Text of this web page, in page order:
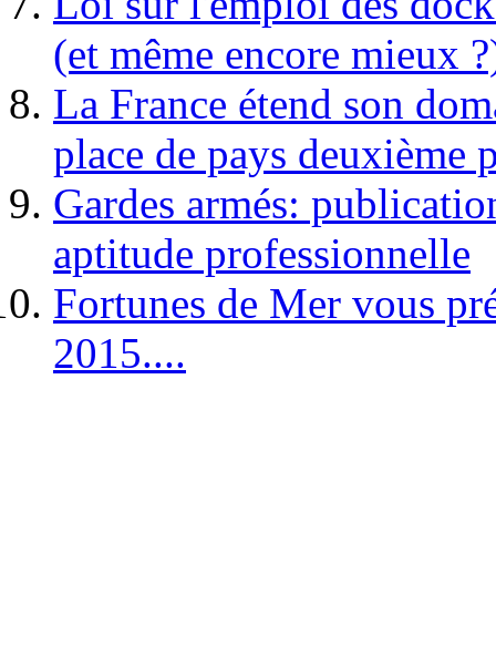
(et même encore mieux
La France étend son
place de pays deuxième
Gardes armés:
aptitude professionnelle
Fortunes de Mer vous
2015....